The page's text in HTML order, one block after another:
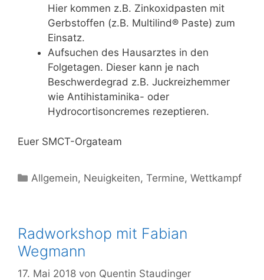
Hier kommen z.B. Zinkoxidpasten mit
Gerbstoffen (z.B. Multilind® Paste) zum
Einsatz.
Aufsuchen des Hausarztes in den
Folgetagen. Dieser kann je nach
Beschwerdegrad z.B. Juckreizhemmer
wie Antihistaminika- oder
Hydrocortisoncremes rezeptieren.
Euer SMCT-Orgateam
Allgemein, Neuigkeiten,Termine,Wettkampf
Radworkshop mit Fabian
Wegmann
17. Mai 2018 von Quentin Staudinger